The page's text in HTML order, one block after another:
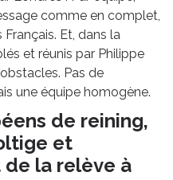
comme en complet,
Et, dans la
et réunis par Philippe
Pas de
une équipe homogène.
de reining,
et
la relève à